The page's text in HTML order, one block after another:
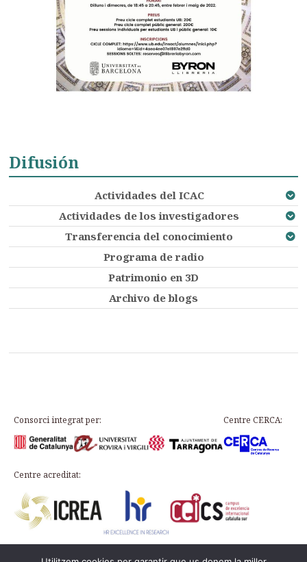
Difusión
Actividades del ICAC
Actividades de los investigadores
Transferencia del conocimiento
Programa de radio
Patrimonio en 3D
Archivo de blogs
Consorci integrat per: Centre CERCA:
Centre acreditat: